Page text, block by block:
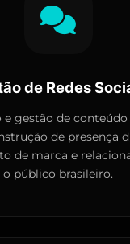
de Redes
e gestão de
de presença
de marca e
o público brasileiro.